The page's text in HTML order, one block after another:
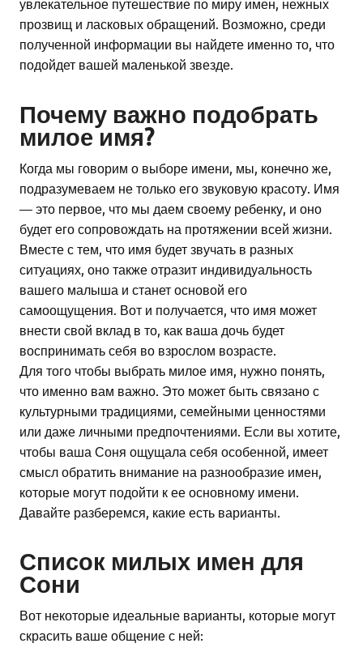
увлекательное путешествие по миру имен, нежных
прозвищ и ласковых обращений. Возможно, среди
полученной информации вы найдете именно то, что
подойдет вашей маленькой звезде.
Почему важно подобрать
милое имя?
Когда мы говорим о выборе имени, мы, конечно же,
подразумеваем не только его звуковую красоту. Имя
— это первое, что мы даем своему ребенку, и оно
будет его сопровождать на протяжении всей жизни.
Вместе с тем, что имя будет звучать в разных
ситуациях, оно также отразит индивидуальность
вашего малыша и станет основой его
самоощущения. Вот и получается, что имя может
внести свой вклад в то, как ваша дочь будет
воспринимать себя во взрослом возрасте.
Для того чтобы выбрать милое имя, нужно понять,
что именно вам важно. Это может быть связано с
культурными традициями, семейными ценностями
или даже личными предпочтениями. Если вы хотите,
чтобы ваша Соня ощущала себя особенной, имеет
смысл обратить внимание на разнообразие имен,
которые могут подойти к ее основному имени.
Давайте разберемся, какие есть варианты.
Список милых имен для
Сони
Вот некоторые идеальные варианты, которые могут
скрасить ваше общение с ней: